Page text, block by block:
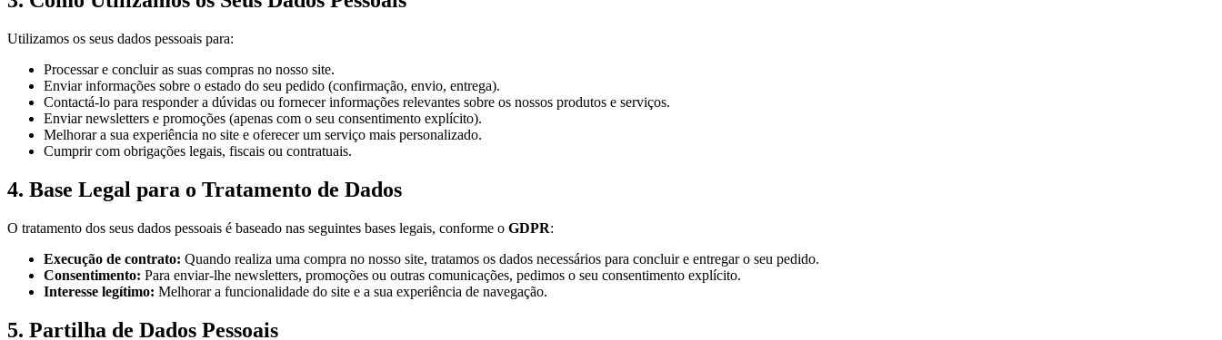
Utilizamos os seus dados pessoais para:
Processar e concluir as suas compras no nosso site.
Enviar informações sobre o estado do seu pedido (confirmação, envio, entrega).
Contactá-lo para responder a dúvidas ou fornecer informações relevantes sobre os nossos produtos e serviços.
Enviar newsletters e promoções (apenas com o seu consentimento explícito).
Melhorar a sua experiência no site e oferecer um serviço mais personalizado.
Cumprir com obrigações legais, fiscais ou contratuais.
4. Base Legal para o Tratamento de Dados
O tratamento dos seus dados pessoais é baseado nas seguintes bases legais, conforme o GDPR:
Execução de contrato: Quando realiza uma compra no nosso site, tratamos os dados necessários para concluir e entregar o seu pedido.
Consentimento: Para enviar-lhe newsletters, promoções ou outras comunicações, pedimos o seu consentimento explícito.
Interesse legítimo: Melhorar a funcionalidade do site e a sua experiência de navegação.
5. Partilha de Dados Pessoais